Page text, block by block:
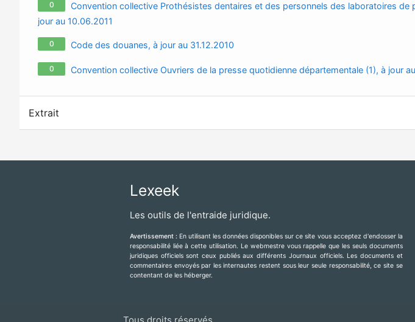
0
Convention collective Prothésistes dentaires et des personnels des laboratoires de
jour au 10.06.2011
0 Code des douanes, à jour au 31.12.2010
0 Convention collective Ouvriers de la presse quotidienne départementale (1), à jour
Extrait
Lexeek
Les outils de l'entraide juridique.
Avertissement : En utilisant les données disponibles sur ce site vous acceptez d'endosser la
responsabilité liée à cette utilisation. Le webmestre vous rappelle que les seuls documents
juridiques officiels sont ceux publiés aux différents Journaux officiels. Les documents et
commentaires envoyés par les internautes restent sous leur seule responsabilité, ce site se
contentant de les héberger.